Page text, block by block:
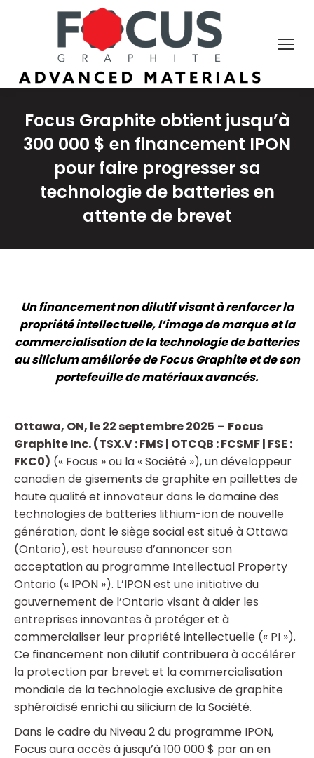
Focus Graphite obtient jusqu’à
300 000 $ en financement IPON
pour faire progresser sa
technologie de batteries en
attente de brevet
Un financement non dilutif visant à renforcer la
propriété intellectuelle, l’image de marque et la
commercialisation de la technologie de batteries
au silicium améliorée de Focus Graphite et de son
portefeuille de matériaux avancés.
Ottawa, ON, le 22 septembre2025 – Focus
Graphite Inc. (TSX.V : FMS | OTCQB : FCSMF | FSE :
FKC0) (« Focus » ou la « Société »), un développeur
canadien de gisements de graphite en paillettes de
haute qualité et innovateur dans le domaine des
technologies de batteries lithium-ion de nouvelle
génération, dont le siège social est situé à Ottawa
(Ontario), est heureuse d’annoncer son
acceptation au programme Intellectual Property
Ontario (« IPON »). L’IPON est une initiative du
gouvernement de l’Ontario visant à aider les
entreprises innovantes à protéger et à
commercialiser leur propriété intellectuelle (« PI »).
Ce financement non dilutif contribuera à accélérer
la protection par brevet et la commercialisation
mondiale de la technologie exclusive de graphite
sphéroïdisé enrichi au silicium de la Société.
Dans le cadre du Niveau 2 du programme IPON,
Focus aura accès à jusqu’à 100 000 $ par an en